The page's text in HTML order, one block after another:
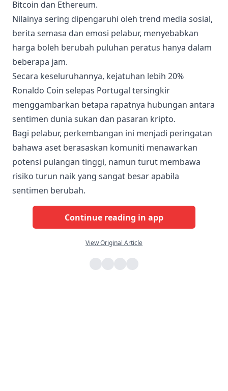
Bitcoin dan Ethereum.
Nilainya sering dipengaruhi oleh trend media sosial,
berita semasa dan emosi pelabur, menyebabkan
harga boleh berubah puluhan peratus hanya dalam
beberapa jam.
Secara keseluruhannya, kejatuhan lebih 20%
Ronaldo Coin selepas Portugal tersingkir
menggambarkan betapa rapatnya hubungan antara
sentimen dunia sukan dan pasaran kripto.
Bagi pelabur, perkembangan ini menjadi peringatan
bahawa aset berasaskan komuniti menawarkan
potensi pulangan tinggi, namun turut membawa
risiko turun naik yang sangat besar apabila
sentimen berubah.
Continue reading in app
View Original Article